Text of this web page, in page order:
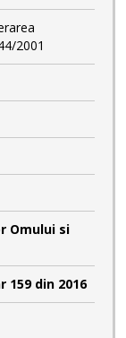
2001
Omului si
din 2016